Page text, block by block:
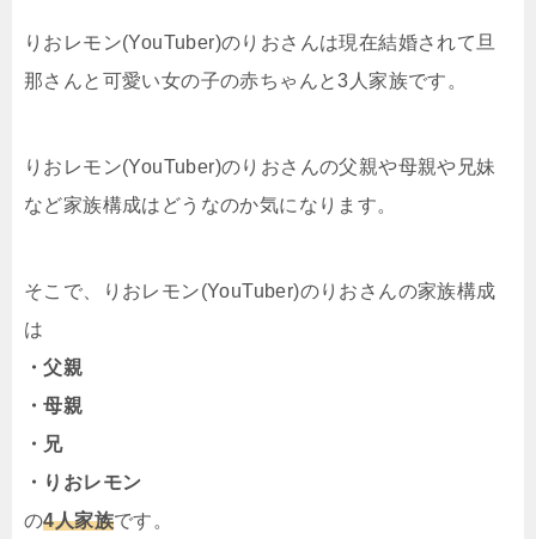
りおレモン(YouTuber)のりおさんは現在結婚されて旦
那さんと可愛い女の子の赤ちゃんと3人家族です。
りおレモン(YouTuber)のりおさんの父親や母親や兄妹
など家族構成はどうなのか気になります。
そこで、りおレモン(YouTuber)のりおさんの家族構成
は
・父親
・母親
・兄
・りおレモン
の4人家族です。